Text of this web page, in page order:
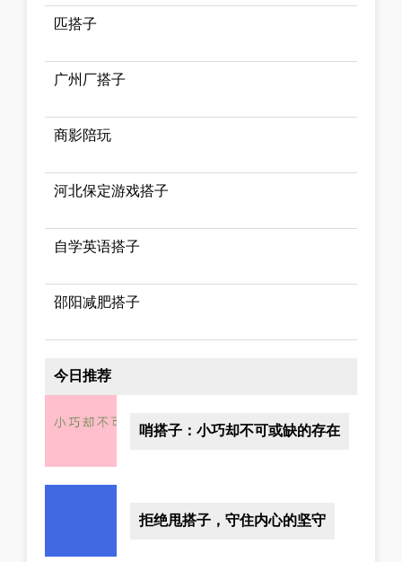
匹搭子
广州厂搭子
商影陪玩
河北保定游戏搭子
自学英语搭子
邵阳减肥搭子
今日推荐
哨搭子：小巧却不可或缺的存在
拒绝甩搭子，守住内心的坚守